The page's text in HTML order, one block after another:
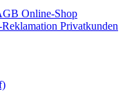
Online-Shop
Privatkunden